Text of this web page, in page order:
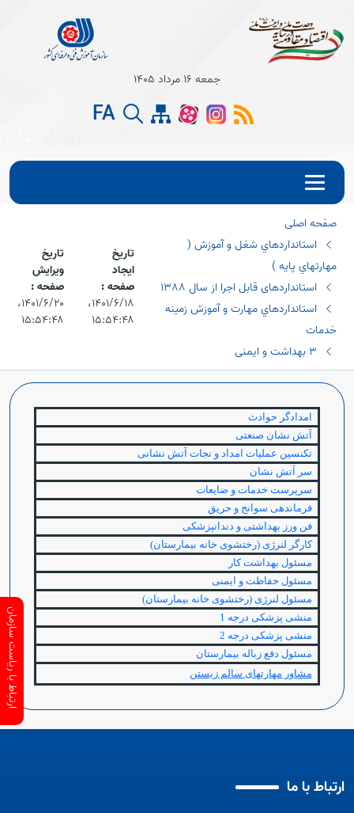
Open
جمعه 16 مرداد 1405
FA
صفحه اصلی
استانداردهاي شغل و آموزش (
مهارتهاي پايه )
استانداردهای قابل اجرا از سال ١٣٨٨
استانداردهاي مهارت و آموزش زمينه
خدمات
٣ بهداشت و ایمنی
تاریخ
ایجاد
صفحه :
۱۴۰۱/۶/۱۸،‏
۱۵:۵۴:۴۸
تاریخ
ویرایش
صفحه :
۱۴۰۱/۶/۲۰،‏
۱۵:۵۴:۴۸
امدادگر حوادث
آتش نشان صنعتی
تکنسین عملیات امداد و نجات آتش نشانی
سر آتش نشان
سرپرست خدمات و ضایعات
فرماندهی سوانح و حریق
فن ورز بهداشتی و دندانپزشکی
کارگر لنرژی (رختشوی خانه بیمارستان)
مسئول بهداشت کار
مسئول حفاظت و ایمنی
مسئول لنرژی (رختشوی خانه بیمارستان)
منشی پزشکی درجه 1
منشی پزشکی درجه 2
مسئول دفع زباله بیمارستان
مشاور مهارتهای سالم زيستن
ارتباط با ما
ارتباط با ریاست سازمان